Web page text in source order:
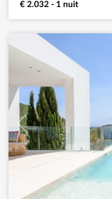
€ 2.032 - 1 nuit